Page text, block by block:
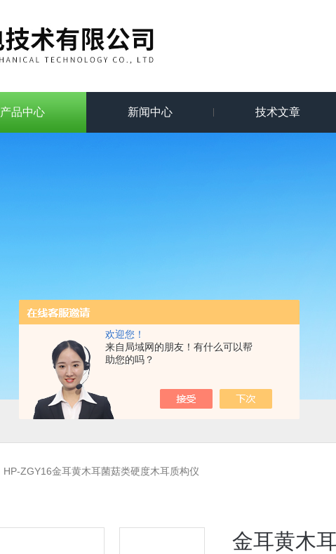
欢迎您！
来自局域网的朋友！有什么可以帮
助您的吗？
产品中心 新闻中心 技术文章
HP-ZGY16金耳黄木耳菌菇类硬度木耳质构仪
金耳黄木